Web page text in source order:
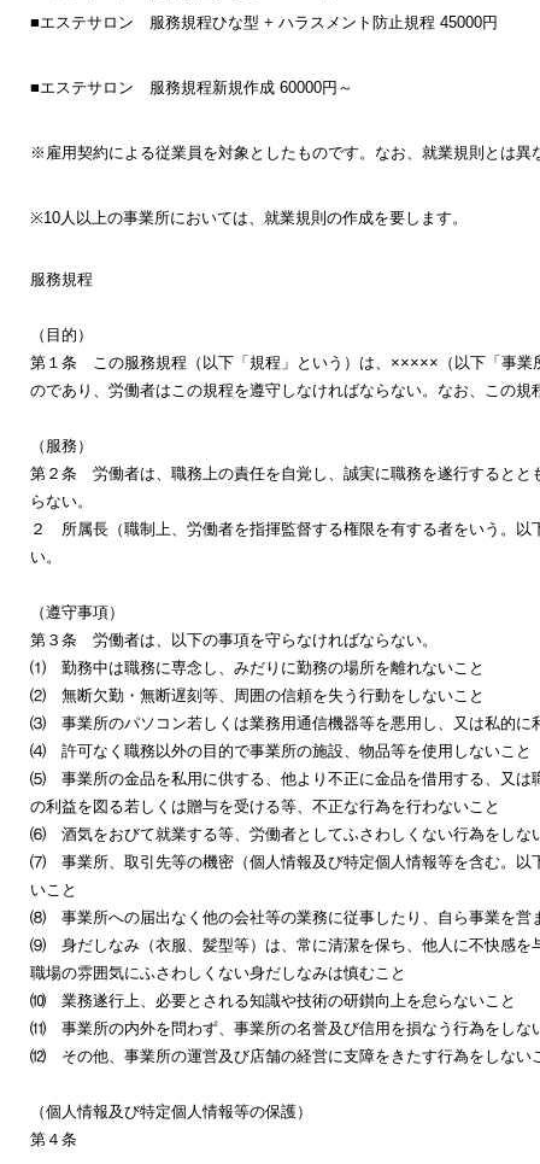
■エステサロン 服務規程ひな型 + ハラスメント防止規程 45000円
■エステサロン 服務規程新規作成 60000円～
※雇用契約による従業員を対象としたものです。なお、就業規則とは異
※10人以上の事業所においては、就業規則の作成を要します。
服務規程
（目的）
第１条 この服務規程（以下「規程」という）は、×××××（以下「事業
のであり、労働者はこの規程を遵守しなければならない。なお、この
（服務）
第２条 労働者は、職務上の責任を自覚し、誠実に職務を遂行すると
らない。
２ 所属長（職制上、労働者を指揮監督する権限を有する者をいう。
い。
（遵守事項）
第３条 労働者は、以下の事項を守らなければならない。
⑴ 勤務中は職務に専念し、みだりに勤務の場所を離れないこと
⑵ 無断欠勤・無断遅刻等、周囲の信頼を失う行動をしないこと
⑶ 事業所のパソコン若しくは業務用通信機器等を悪用し、又は私的に
⑷ 許可なく職務以外の目的で事業所の施設、物品等を使用しないこと
⑸ 事業所の金品を私用に供する、他より不正に金品を借用する、又は
の利益を図る若しくは贈与を受ける等、不正な行為を行わないこと
⑹ 酒気をおびて就業する等、労働者としてふさわしくない行為をしな
⑺ 事業所、取引先等の機密（個人情報及び特定個人情報等を含む。以
いこと
⑻ 事業所への届出なく他の会社等の業務に従事したり、自ら事業を営
⑼ 身だしなみ（衣服、髪型等）は、常に清潔を保ち、他人に不快感を
職場の雰囲気にふさわしくない身だしなみは慎むこと
⑽ 業務遂行上、必要とされる知識や技術の研鑚向上を怠らないこと
⑾ 事業所の内外を問わず、事業所の名誉及び信用を損なう行為をしな
⑿ その他、事業所の運営及び店舗の経営に支障をきたす行為をしない
（個人情報及び特定個人情報等の保護）
第４条